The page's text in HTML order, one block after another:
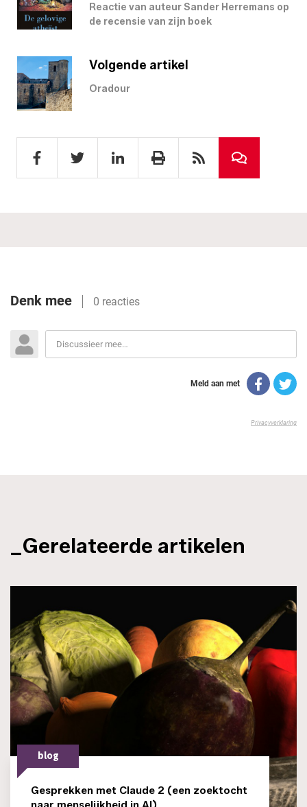
Reactie van auteur Sander Herremans op
de recensie van zijn boek
Volgende artikel
Oradour
_Gerelateerde artikelen
blog
Gesprekken met Claude 2 (een zoektocht